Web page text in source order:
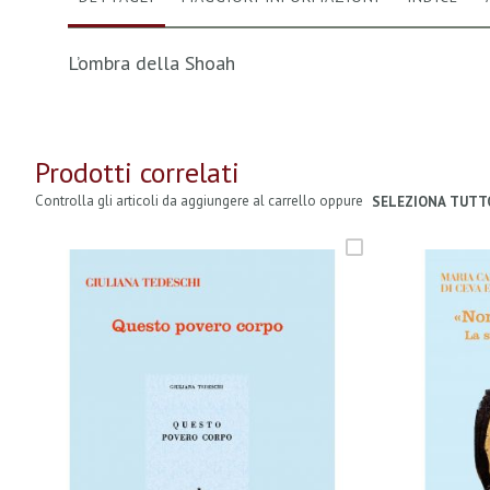
L’ombra della Shoah
Prodotti correlati
Controlla gli articoli da aggiungere al carrello oppure SELEZIONA